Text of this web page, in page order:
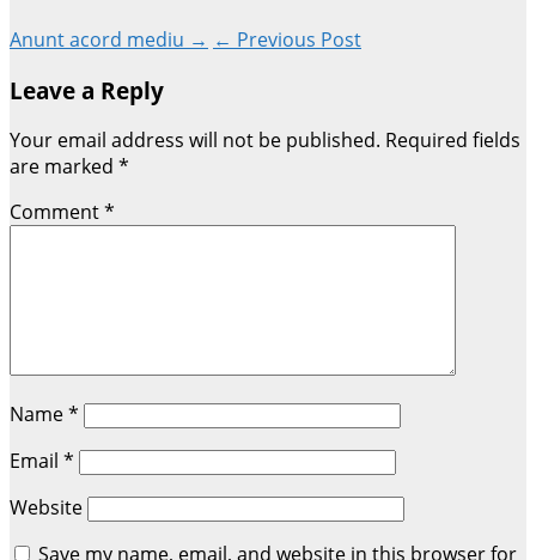
Anunt acord mediu → ← Previous Post
Leave a Reply
Your email address will not be published. Required fields
are marked *
Comment*
Name*
Email *
Website
Save my name, email, and website in this browser for